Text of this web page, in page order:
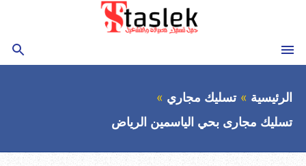
المحتوى
القائمة بحث
الرئيسية
تسليك مجاري
تسليك مجارى بحي الياسمين الرياض